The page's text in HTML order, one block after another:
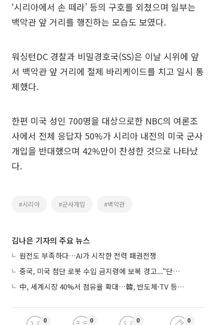
‘시리아에서 손 떼라’ 등의 구호를 외쳤으며 일부는
백악관 앞 거리를 행진하는 모습도 보였다.
워싱턴DC 경찰과 비밀경호국(SS)은 이날 시위에 앞
서 백악관 앞 거리에 철제 바리케이드를 치고 일시 통
제했다.
한편 미국 성인 700명을 대상으로한 NBC의 여론조
사에서 전체 응답자 50%가 시리아 내전의 미국 군사
개입을 반대했으며 42%만이 찬성한 것으로 나타났
다.
#시리아 #군사개입 #백악관
김나은 기자의 주요 뉴스
원전도 부족하다…AI가 시작한 전력 패권전쟁
중국, 미국 첨단 로봇 수입 금지령에 보복 경고...“단호히 대응”
中, 세계시장 40%서 점유율 확대…韓, 반도체·TV 등 4개 품목 1위
0 0 0 0